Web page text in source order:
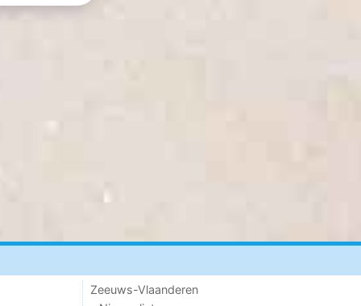
Zeeuws-Vlaanderen